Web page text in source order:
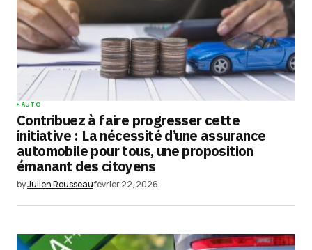
AUTO
Contribuez à faire progresser cette
initiative : La nécessité d’une assurance
automobile pour tous, une proposition
émanant des citoyens
byJulien Rousseaufévrier 22, 2026